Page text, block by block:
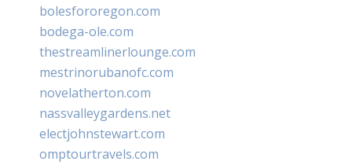
bolesfororegon.com
bodega-ole.com
thestreamlinerlounge.com
mestrinorubanofc.com
novelatherton.com
nassvalleygardens.net
electjohnstewart.com
omptourtravels.com